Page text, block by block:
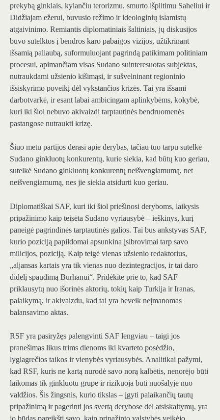
prekybą ginklais, kylančiu terorizmu, smurto išplitimu Saheliui ir
Didžiajam ežerui, buvusio režimo ir ideologinių islamistų
atgaivinimo. Remiantis diplomatiniais šaltiniais, jų diskusijos
buvo sutelktos į bendros karo pabaigos vizijos, užtikrinant
išsamią paliaubą, suformuluojant pagrindą patikimam politiniam
procesui, apimančiam visas Sudano suinteresuotas subjektas,
nutraukdami užsienio kišimąsi, ir sušvelninant regioninio
išsiskyrimo poveikį dėl vykstančios krizės. Tai yra išsami
darbotvarkė, ir esant labai ambicingam aplinkybėms, kokybė,
kuri iki šiol nebuvo akivaizdi tarptautinės bendruomenės
pastangose nutraukti krizę.
Šiuo metu partijos derasi apie derybas, tačiau tuo tarpu sutelkė
Sudano ginkluotų konkurentų, kurie siekia, kad būtų kuo geriau,
sutelkė Sudano ginkluotų konkurentų neišvengiamumą, net
neišvengiamumą, nes jie siekia atsidurti kuo geriau.
Diplomatiškai SAF, kuri iki šiol priešinosi deryboms, laikysis
pripažinimo kaip teisėta Sudano vyriausybė – ieškinys, kurį
paneigė pagrindinės tarptautinės galios. Tai bus ankstyvas SAF,
kurio poziciją papildomai apsunkina įsibrovimai tarp savo
milicijos, poziciją. Kaip teigė vienas užsienio redaktorius,
„aljansas kartais yra tik vienas nuo dezintegracijos, ir tai daro
didelį spaudimą Burhanui“. Pridėkite prie to, kad SAF
priklausytų nuo išorinės aktorių, tokių kaip Turkija ir Iranas,
palaikymą, ir akivaizdu, kad tai yra beveik neįmanomas
balansavimo aktas.
RSF yra pasiryžęs palengvinti SAF lengviau – taigi jos
pranešimas likus trims dienoms iki kvarteto posėdžio,
lygiagrečios taikos ir vienybės vyriausybės. Analitikai pažymi,
kad RSF, kuris ne kartą nurodė savo norą kalbėtis, nenorėjo būti
laikomas tik ginkluotu grupe ir rizikuoja būti nuošalyje nuo
valdžios. Šis žingsnis, kurio tikslas – įgyti palaikančių tautų
pripažinimą ir pagerinti jos svertą derybose dėl atsiskaitymų, yra
jo būdas pareikšti savo, kaip pripažinto valstybės veikėjo,